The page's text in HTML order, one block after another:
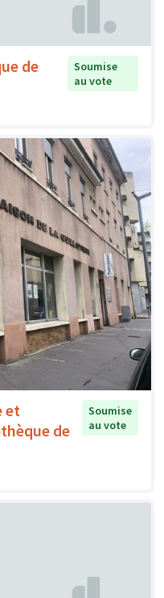
de
Soumise
au vote
et
de
Soumise
au vote